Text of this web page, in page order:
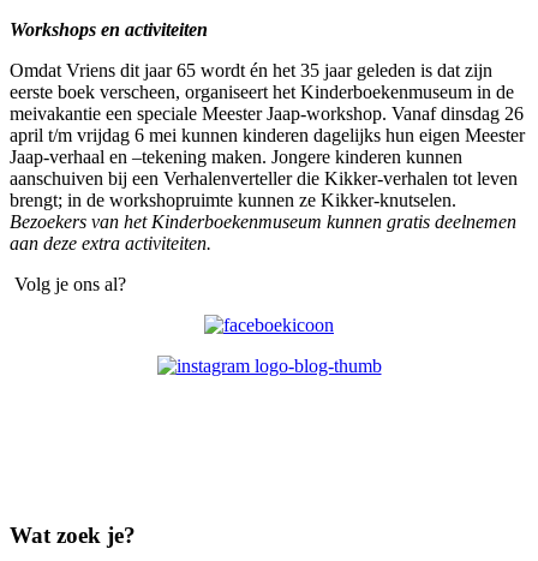
Workshops en activiteiten
Omdat Vriens dit jaar 65 wordt én het 35 jaar geleden is dat zijn
eerste boek verscheen, organiseert het Kinderboekenmuseum in de
meivakantie een speciale Meester Jaap-workshop. Vanaf dinsdag 26
april t/m vrijdag 6 mei kunnen kinderen dagelijks hun eigen Meester
Jaap-verhaal en –tekening maken. Jongere kinderen kunnen
aanschuiven bij een Verhalenverteller die Kikker-verhalen tot leven
brengt; in de workshopruimte kunnen ze Kikker-knutselen.
Bezoekers van het Kinderboekenmuseum kunnen gratis deelnemen
aan deze extra activiteiten.
Volg je ons al?
Wat zoek je?